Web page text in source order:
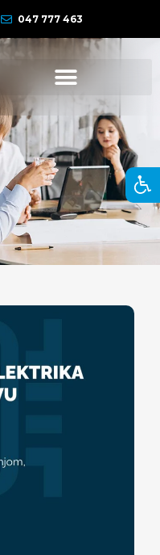
047 777 463